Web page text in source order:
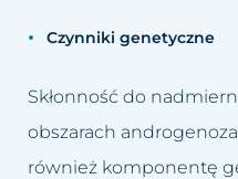
Czynniki genetyczne
Skłonność do
obszarach
również komponentę